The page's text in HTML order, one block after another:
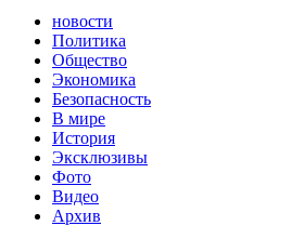
новости
Политика
Общество
Экономика
Безопасность
В мире
История
Эксклюзивы
Фото
Видео
Архив